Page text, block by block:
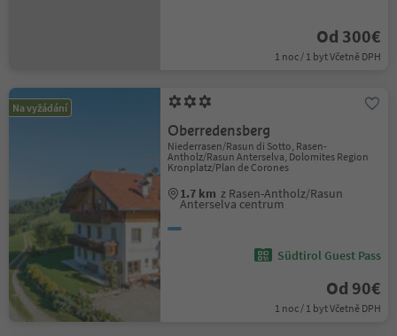
Od 300€
1 noc / 1 byt Včetně DPH
Na vyžádání
Oberredensberg
Niederrasen/Rasun di Sotto, Rasen-
Antholz/Rasun Anterselva, Dolomites Region
Kronplatz/Plan de Corones
1.7 km z Rasen-Antholz/Rasun
Anterselva centrum
Südtirol Guest Pass
Od 90€
1 noc / 1 byt Včetně DPH